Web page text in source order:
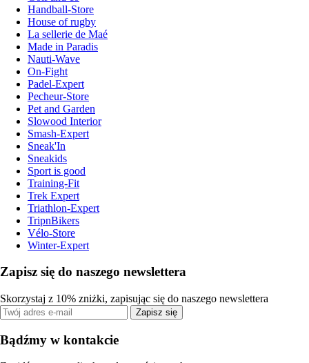
Handball-Store
House of rugby
La sellerie de Maé
Made in Paradis
Nauti-Wave
On-Fight
Padel-Expert
Pecheur-Store
Pet and Garden
Slowood Interior
Smash-Expert
Sneak'In
Sneakids
Sport is good
Training-Fit
Trek Expert
Triathlon-Expert
TripnBikers
Vélo-Store
Winter-Expert
Zapisz się do naszego newslettera
Skorzystaj z 10% zniżki, zapisując się do naszego newslettera
Zapisz się
Bądźmy w kontakcie